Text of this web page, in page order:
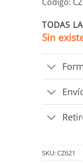
TODAS
Sin
SKU:CZ621